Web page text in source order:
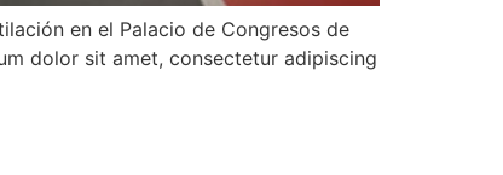
en el Palacio de Congresos de
dolor sit amet, consectetur adipiscing